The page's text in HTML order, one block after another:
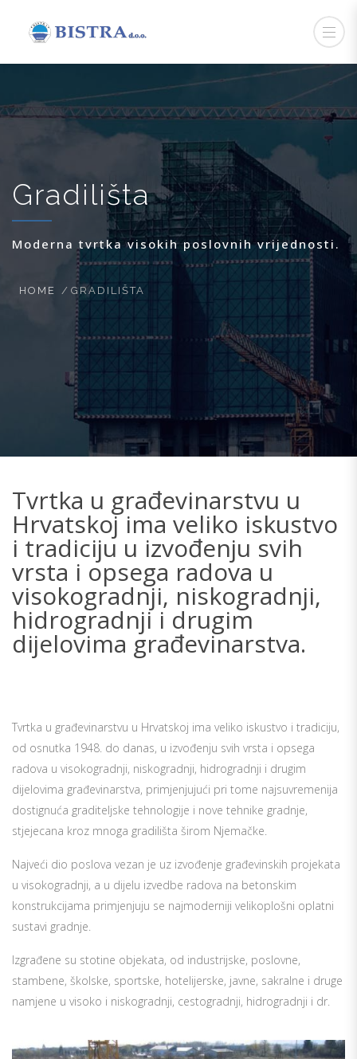
Gradilišta
Moderna tvrtka visokih poslovnih vrijednosti.
HOME GRADILIŠTA
Tvrtka u građevinarstvu u
Hrvatskoj ima veliko iskustvo
i tradiciju u izvođenju svih
vrsta i opsega radova u
visokogradnji, niskogradnji,
hidrogradnji i drugim
dijelovima građevinarstva.
Tvrtka u građevinarstvu u Hrvatskoj ima veliko iskustvo i tradiciju,
od osnutka 1948. do danas, u izvođenju svih vrsta i opsega
radova u visokogradnji, niskogradnji, hidrogradnji i drugim
dijelovima građevinarstva, primjenjujući pri tome najsuvremenija
dostignuća graditeljske tehnologije i nove tehnike gradnje,
stjejecana kroz mnoga gradilišta širom Njemačke.
Najveći dio poslova vezan je uz izvođenje građevinskih projekata
u visokogradnji, a u dijelu izvedbe radova na betonskim
konstrukcijama primjenjuju se najmoderniji velikoplošni oplatni
sustavi gradnje.
Izgrađene su stotine objekata, od industrijske, poslovne,
stambene, školske, sportske, hotelijerske, javne, sakralne i druge
namjene u visoko i niskogradnji, cestogradnji, hidrogradnji i dr.